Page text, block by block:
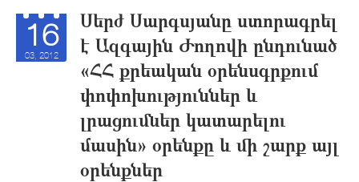
16
03, 2012
Սերժ Սարգսյանը ստորագրել
է Ազգային Ժողովի ընդունած
«ՀՀ քրեական օրենսգրքում
փոփոխություններ և
լրացումներ կատարելու
մասին» օրենքը և մի շարք այլ
օրենքներ